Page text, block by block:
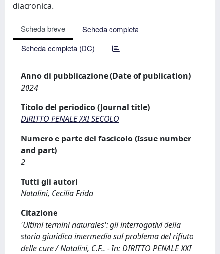
diacronica.
Scheda breve
Scheda completa
Scheda completa (DC)
Anno di pubblicazione (Date of publication)
2024
Titolo del periodico (Journal title)
DIRITTO PENALE XXI SECOLO
Numero e parte del fascicolo (Issue number
and part)
2
Tutti gli autori
Natalini, Cecilia Frida
Citazione
'Ultimi termini naturales': gli interrogativi della
storia giuridica intermedia sul problema del rifiuto
delle cure / Natalini, C.F.. - In: DIRITTO PENALE XXI